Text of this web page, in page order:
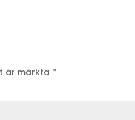
är märkta *